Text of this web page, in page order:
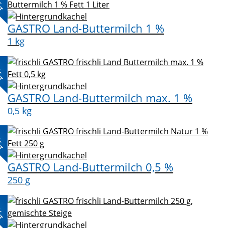
GASTRO Land-Buttermilch 1 %
1 kg
GASTRO Land-Buttermilch max. 1 %
0,5 kg
GASTRO Land-Buttermilch 0,5 %
250 g